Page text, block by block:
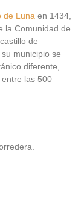
de Luna en 1434,
la Comunidad de
de
municipio se
diferente,
las 500